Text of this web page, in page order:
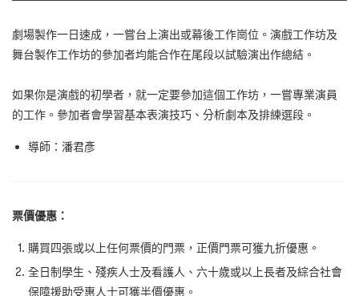
劇場製作一日速成，一嘗台上演出或幕後工作崗位。演戲工作坊及
舞台製作工作坊的參加者均能合作在尾段以試驗演出作總結。
如果你是演戲的初學者，就一定要參加這個工作坊，一嘗專業演員
的工作。參加者會學習基本表演技巧、分析劇本及排練選段。
導師：潘君彥
票價優惠：
購買四張或以上任何票價的門票，正價門票可獲九折優惠。
全日制學生、殘疾人士及看護人、六十歲或以上長者及綜合社會
保障援助受惠人士可獲半價優惠。